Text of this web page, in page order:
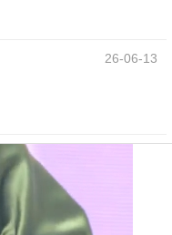
26-06-13